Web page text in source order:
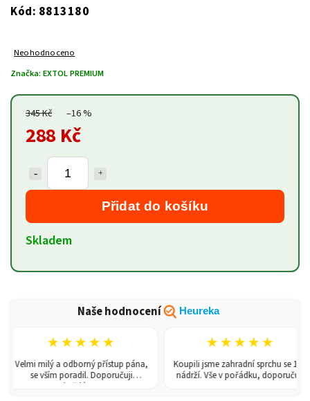
Kód: 8813180
Neohodnoceno
Značka: EXTOL PREMIUM
345 Kč –16 %
288 Kč
Přidat do košíku
Skladem
Naše hodnocení Heureka
★★★★★
Velmi milý a odborný přístup pána,
se vším poradil. Doporučuji
každému!
★★★★★
Koupili jsme zahradní sprchu se 150l
nádrží. Vše v pořádku, doporučuji.